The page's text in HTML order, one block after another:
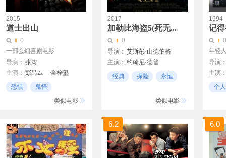
2015
道士出山
0
一部玄幻喜剧电影
导演： 张涛
主演： 彭禺厶
金梓壑
恐惧
鬼怪
类似电影
2017
加勒比海盗5(死无...
0
导演： 艾斯彭·山德伯格
乔阿吉姆·罗恩尼
主演： 约翰尼·德普
哈维尔·巴登
布伦顿·思韦茨
卡雅·斯考达里奥
凯文·麦克纳利
格什菲·法拉哈尼
经典 探险 永恒
类似电影
1994
记
0
年轻
导演
主演
邓君
个
6.2 6.0